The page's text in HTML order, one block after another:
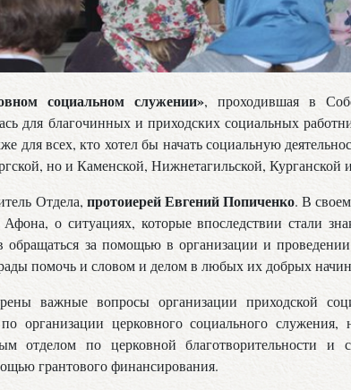
социальном служении», проходившая в
для благочинных и приходских социальных
для всех, кто хотел бы начать социальную
но и Каменской, Нижнетагильской, Курганской
Отдела, протоиерей Евгений Попиченко. В
о ситуациях, которые впоследствии стали
обращаться за помощью в организации и
помочь и словом и делом в любых их добрых
важные вопросы организации приходской
организации церковного социального служения,
отделом по церковной благотворительности
грантового финансирования.